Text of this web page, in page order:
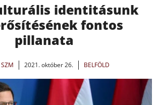
identitásunk
fontos
pillanata
SZM 2021. október 26. BELFÖLD